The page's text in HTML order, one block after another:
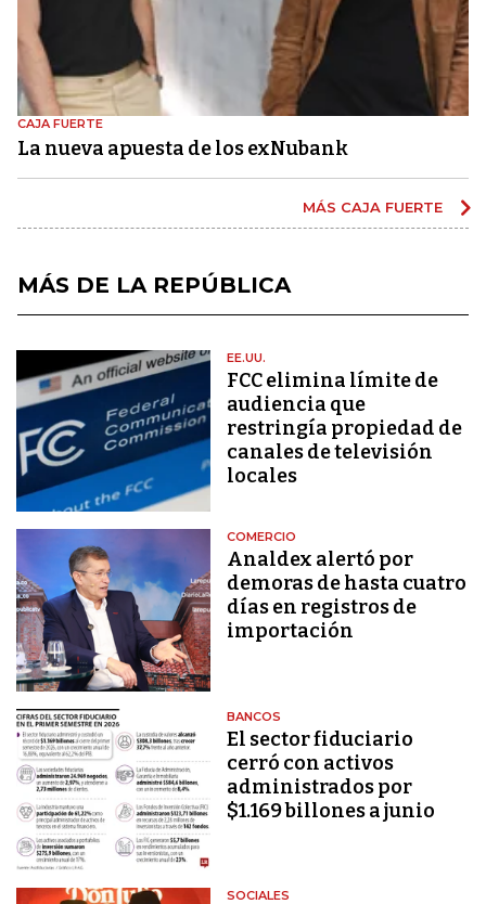
CAJA FUERTE
La nueva apuesta de los exNubank
MÁS CAJA FUERTE
MÁS DE LA REPÚBLICA
EE.UU.
FCC elimina límite de
audiencia que
restringía propiedad de
canales de televisión
locales
COMERCIO
Analdex alertó por
demoras de hasta cuatro
días en registros de
importación
BANCOS
El sector fiduciario
cerró con activos
administrados por
$1.169 billones a junio
SOCIALES